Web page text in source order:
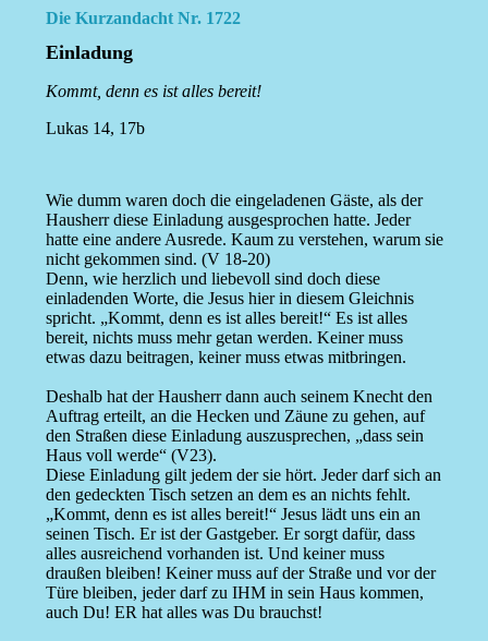
Die Kurzandacht Nr. 1722
Einladung
Kommt, denn es ist alles bereit!
Lukas 14, 17b
Wie dumm waren doch die eingeladenen Gäste, als der
Hausherr diese Einladung ausgesprochen hatte. Jeder
hatte eine andere Ausrede. Kaum zu verstehen, warum sie
nicht gekommen sind. (V 18-20)
Denn, wie herzlich und liebevoll sind doch diese
einladenden Worte, die Jesus hier in diesem Gleichnis
spricht. „Kommt, denn es ist alles bereit!“ Es ist alles
bereit, nichts muss mehr getan werden. Keiner muss
etwas dazu beitragen, keiner muss etwas mitbringen.
Deshalb hat der Hausherr dann auch seinem Knecht den
Auftrag erteilt, an die Hecken und Zäune zu gehen, auf
den Straßen diese Einladung auszusprechen, „dass sein
Haus voll werde“ (V23).
Diese Einladung gilt jedem der sie hört. Jeder darf sich an
den gedeckten Tisch setzen an dem es an nichts fehlt.
„Kommt, denn es ist alles bereit!“ Jesus lädt uns ein an
seinen Tisch. Er ist der Gastgeber. Er sorgt dafür, dass
alles ausreichend vorhanden ist. Und keiner muss
draußen bleiben! Keiner muss auf der Straße und vor der
Türe bleiben, jeder darf zu IHM in sein Haus kommen,
auch Du! ER hat alles was Du brauchst!